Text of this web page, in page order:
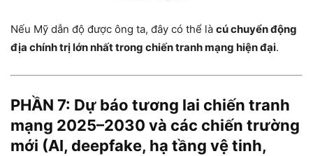
Nếu Mỹ dẫn độ được ông ta, đây có thể là cú chuyển động
địa chính trị lớn nhất trong chiến tranh mạng hiện đại.
PHẦN 7: Dự báo tương lai chiến tranh
mạng 2025–2030 và các chiến trường
mới (AI, deepfake, hạ tầng vệ tinh,